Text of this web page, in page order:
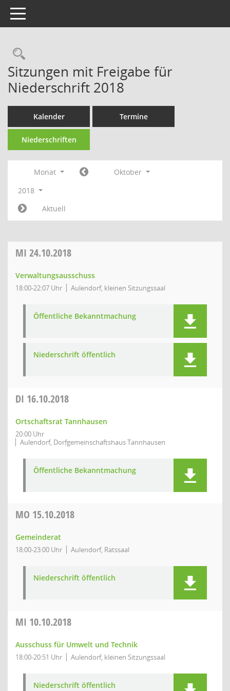
Toggle navigation
Sitzungen mit Freigabe für
Niederschrift 2018
Kalender Termine
Niederschriften
Monat
Oktober
2018
Aktuell
MI 24.10.2018
Verwaltungsausschuss
18:00-22:07 Uhr Aulendorf, kleinen Sitzungssaal
Öffentliche Bekanntmachung
Niederschrift öffentlich
DI 16.10.2018
Ortschaftsrat Tannhausen
20:00 Uhr
Aulendorf, Dorfgemeinschaftshaus Tannhausen
Öffentliche Bekanntmachung
MO 15.10.2018
Gemeinderat
18:00-23:00 Uhr Aulendorf, Ratssaal
Niederschrift öffentlich
MI 10.10.2018
Ausschuss für Umwelt und Technik
18:00-20:51 Uhr Aulendorf, kleinen Sitzungssaal
Niederschrift öffentlich